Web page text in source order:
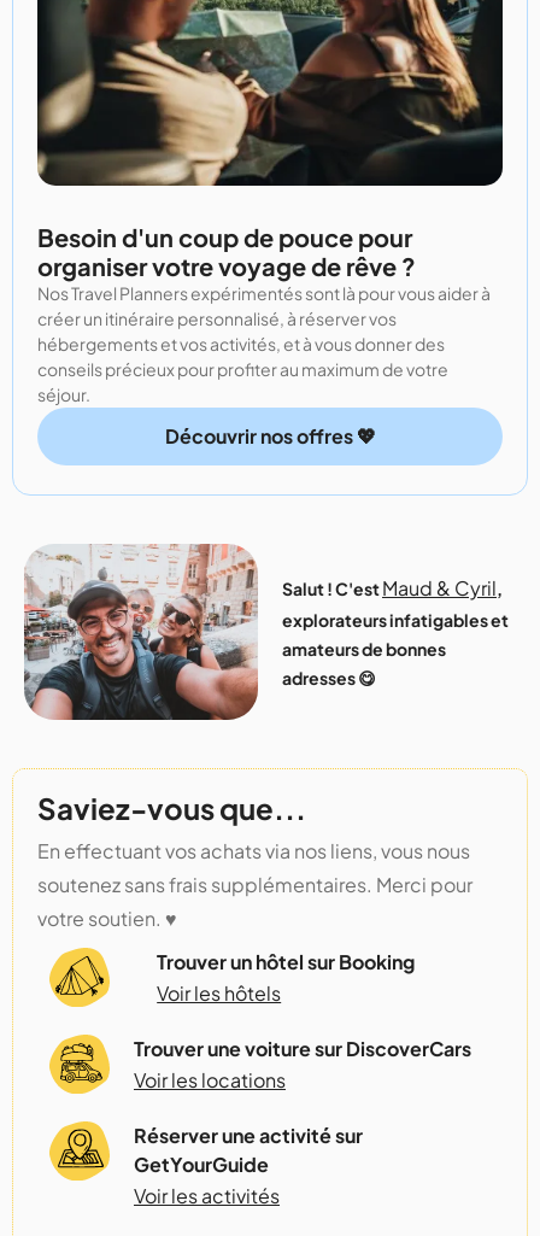
Besoin d'un coup de pouce pour
organiser votre voyage de rêve ?
Nos Travel Planners expérimentés sont là pour vous aider à
créer un itinéraire personnalisé, à réserver vos
hébergements et vos activités, et à vous donner des
conseils précieux pour profiter au maximum de votre
séjour.
Découvrir nos offres 💖
Salut ! C'estMaud & Cyril,
explorateurs infatigables et
amateurs de bonnes
adresses 😋
Saviez-vous que...
En effectuant vos achats via nos liens, vous nous
soutenez sans frais supplémentaires. Merci pour
votre soutien. ♥️
Trouver un hôtel sur Booking
Voir les hôtels
Trouver une voiture sur DiscoverCars
Voir les locations
Réserver une activité sur
GetYourGuide
Voir les activités